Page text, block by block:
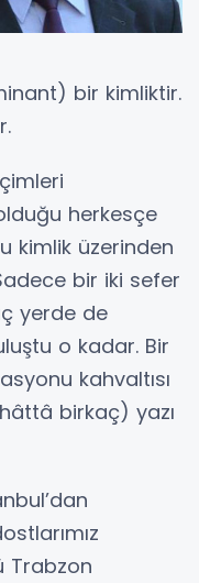
bir kimliktir.
herkesçe
kimlik üzerinden
bir iki sefer
yerde de
o kadar. Bir
kahvaltısı
birkaç) yazı
Trabzon